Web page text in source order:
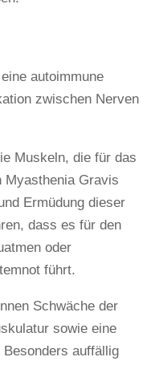
autoimmune
zwischen Nerven
Muskeln, die für das
Myasthenia Gravis
Ermüdung dieser
dass es für den
oder
führt.
Schwäche der
sowie eine
auffällig